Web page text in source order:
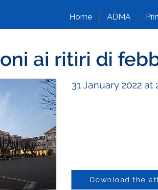
Home ADMA
ai ritiri di
31 January 2022 at
Download the